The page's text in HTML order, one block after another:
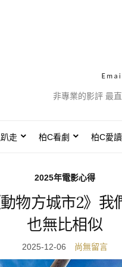
非專業的影評 最
走 柏C看劇 柏C愛
2025年電影心得
物方城市2》我
也無比相似
2025-12-06 尚無留言